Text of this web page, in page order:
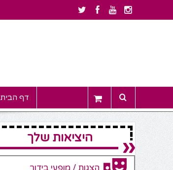
דף הבית
היציאות שלך
הצגות / מופעי בידור